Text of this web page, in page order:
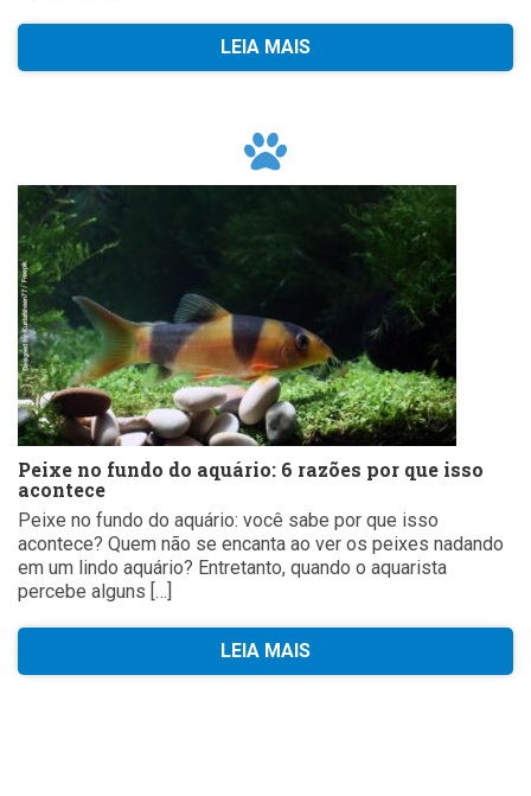
LEIA MAIS
Peixe no fundo do aquário: 6 razões por que isso
acontece
Peixe no fundo do aquário: você sabe por que isso
acontece? Quem não se encanta ao ver os peixes nadando
em um lindo aquário? Entretanto, quando o aquarista
percebe alguns […]
LEIA MAIS